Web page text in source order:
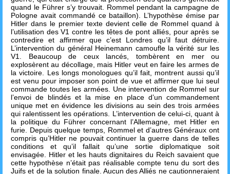
quand le Führer s’y trouvait. Rommel pendant la campagne de
Pologne avait commandé ce bataillon). L’hypothèse émise par
Hitler dans le premier texte devient celle de Rommel quand à
l’utilisation des V1 contre les têtes de pont alliés, pour après se
contredire et affirmer que c’est Londres qu’il faut détruire.
L’intervention du général Heinemann camoufle la vérité sur les
V1. Beaucoup de ceux lancés, tombèrent en mer ou
explosèrent au décollage, mais Hitler veut en faire les armes de
la victoire. Les longs monologues qu’il fait, montrent aussi qu’il
est venu pour imposer son point de vue et affirmer que lui seul
commande toutes les armées. Une intervention de Rommel sur
l’envoi de blindés et la mise en place d’un commandement
unique met en évidence les divisions au sein des trois armées
qui ralentissent les opérations. L’intervention de celui-ci, quant à
la politique du Führer concernant l’Allemagne, met Hitler en
furie. Depuis quelque temps, Rommel et d’autres Généraux ont
compris qu’Hitler ne pouvait continuer la guerre dans de telles
conditions et qu’il fallait qu’une sortie diplomatique soit
envisagée. Hitler et les hauts dignitaires du Reich savaient que
cette hypothèse n’était pas réalisable compte tenu du sort des
Juifs et de la solution finale. Aucun des Alliés ne cautionneraient